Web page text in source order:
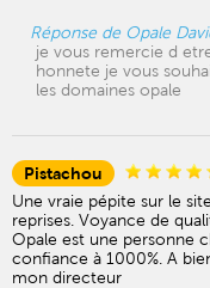
Réponse de Opale
je vous remercie d
honnete je vous
les domaines opale
Pistachou
Une vraie pépite sur le
reprises. Voyance de
Opale est une personne
confiance à 1000%. A
mon directeur